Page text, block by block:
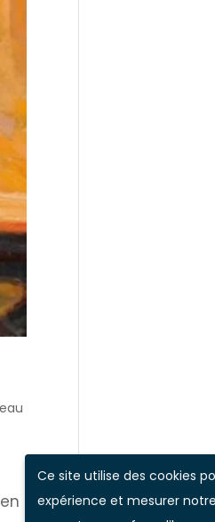
Ce site utilise des cookies
expérience et mesurer